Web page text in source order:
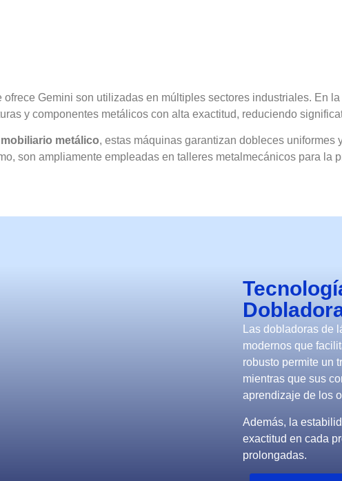
ofrece Gemini son utilizadas en múltiples sectores industriales. En la
y componentes metálicos con alta exactitud, reduciendo
metálico, estas máquinas garantizan dobleces
son ampliamente empleadas en talleres metalmecánicos para la
Las dobladoras de
modernos que
robusto permite un
mientras que sus
aprendizaje de los
Además, la
exactitud en cada
prolongadas.